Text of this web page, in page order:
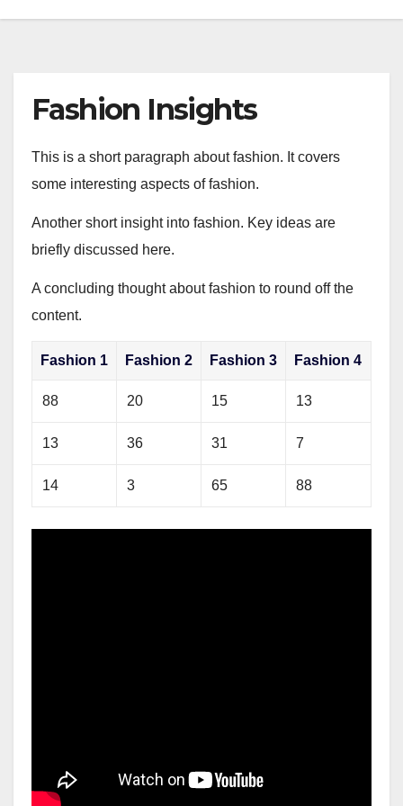
Fashion Insights
This is a short paragraph about fashion. It covers
some interesting aspects of fashion.
Another short insight into fashion. Key ideas are
briefly discussed here.
A concluding thought about fashion to round off the
content.
Fashion 1 Fashion 2 Fashion 3 Fashion 4
88 20 15 13
13 36 31 7
14 3 65 88